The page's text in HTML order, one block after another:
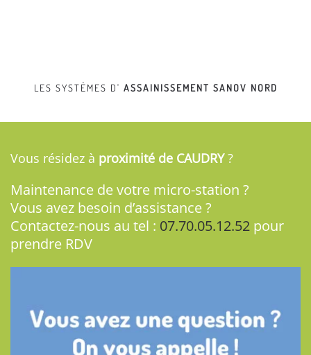
LES SYSTÈMES D' ASSAINISSEMENT SANOV NORD
Vous résidez à proximité de CAUDRY?
Maintenance de votre micro-station ?
Vous avez besoin d’assistance ?
Contactez-nous au tel : 07.70.05.12.52 pour
prendre RDV